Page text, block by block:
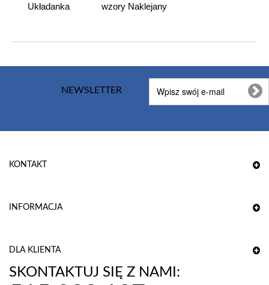
Układanka
wzory Naklejany
NEWSLETTER
KONTAKT
INFORMACJA
DLA KLIENTA
SKONTAKTUJ SIĘ Z NAMI: